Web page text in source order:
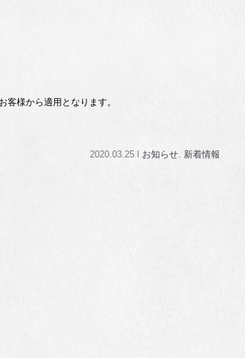
様から適用となります。
2020.03.25 l お知らせ. 新着情報